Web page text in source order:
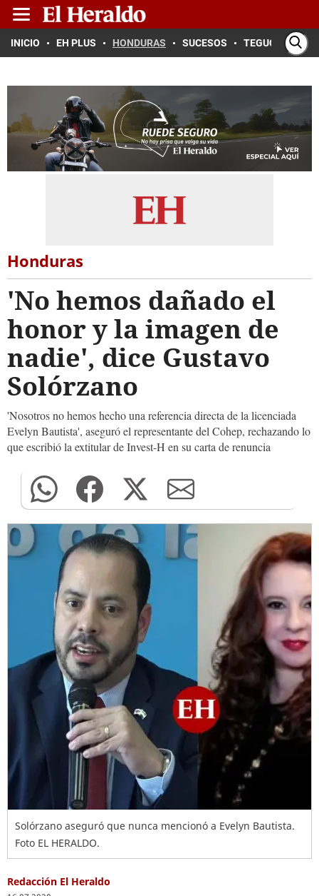
INICIO EH PLUS HONDURAS SUCESOS TEGUCIGALPA
Honduras
'No hemos dañado el
honor y la imagen de
nadie', dice Gustavo
Solórzano
'Nosotros no hemos hecho una referencia directa de la licenciada
Evelyn Bautista', aseguró el representante del Cohep, rechazando lo
que escribió la extitular de Invest-H en su carta de renuncia
Solórzano aseguró que nunca mencionó a Evelyn Bautista.
Foto EL HERALDO.
Redacción El Heraldo